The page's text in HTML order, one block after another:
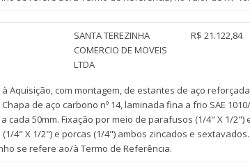
SANTA TEREZINHA
COMERCIO DE MOVEIS
LTDA
R$ 21.122,84
Aquisição, com montagem, de estantes de aço
de aço carbono nº 14, laminada fina a frio SAE
50mm. Fixação por meio de parafusos (1/4" X 1/
4" X 1/2") e porcas (1/4") ambos zincados e
se refere ao/à Termo de Referência.